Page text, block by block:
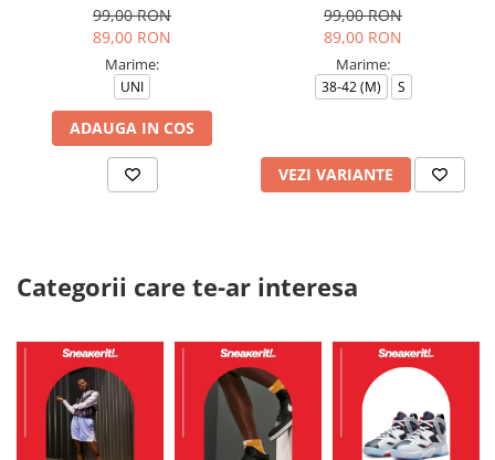
99,00 RON
89,00 RON
Marime:
UNI
ADAUGA IN COS
99,00 RON
89,00 RON
Marime:
38-42 (M) S
VEZI VARIANTE
Categorii care te-ar interesa